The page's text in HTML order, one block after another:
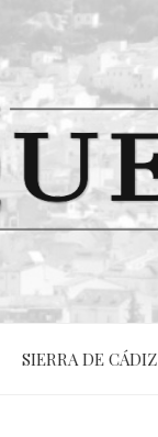
SIERRA DE CÁDIZ